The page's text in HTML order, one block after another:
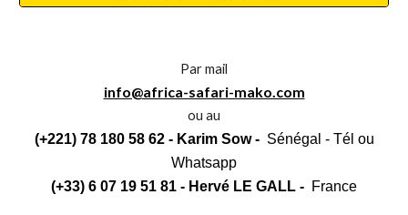
Par mail
info@africa-safari-mako.com
ou au
(+221) 78 180 58 62 - Karim Sow - Sénégal - Tél ou
Whatsapp
(+33) 6 07 19 51 81 - Hervé LE GALL - France